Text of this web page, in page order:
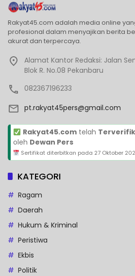
Rakyat45.com adalah media online
profesional dalam menyajikan berita
akurat dan terpercaya.
Alamat Kantor Redaksi: Jalan
Blok R. No.08 Pekanbaru
082367196233
pt.rakyat45pers@gmail.com
Rakyat45.comtelah
oleh Dewan Pers
Sertifikat diterbitkan pada 27 Oktober
KATEGORI
Ragam
Daerah
Hukum & Kriminal
Peristiwa
Ekbis
Politik